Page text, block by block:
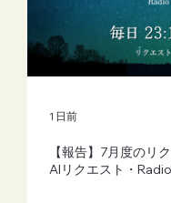
【FM-YRC】魔
【報告】7月度のリ
AIリクエスト・
1 日前